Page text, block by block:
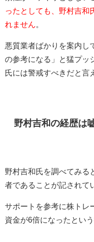
ったとしても、野村吉和
れません
悪質業者ばかりを案内し
の参考になる」と猛プッ
氏には警戒すべきだと言
野村吉和の経歴は
野村吉和氏を調べてみる
者であることが記されて
サポートを参考に株トレ
資金が6倍になったとい